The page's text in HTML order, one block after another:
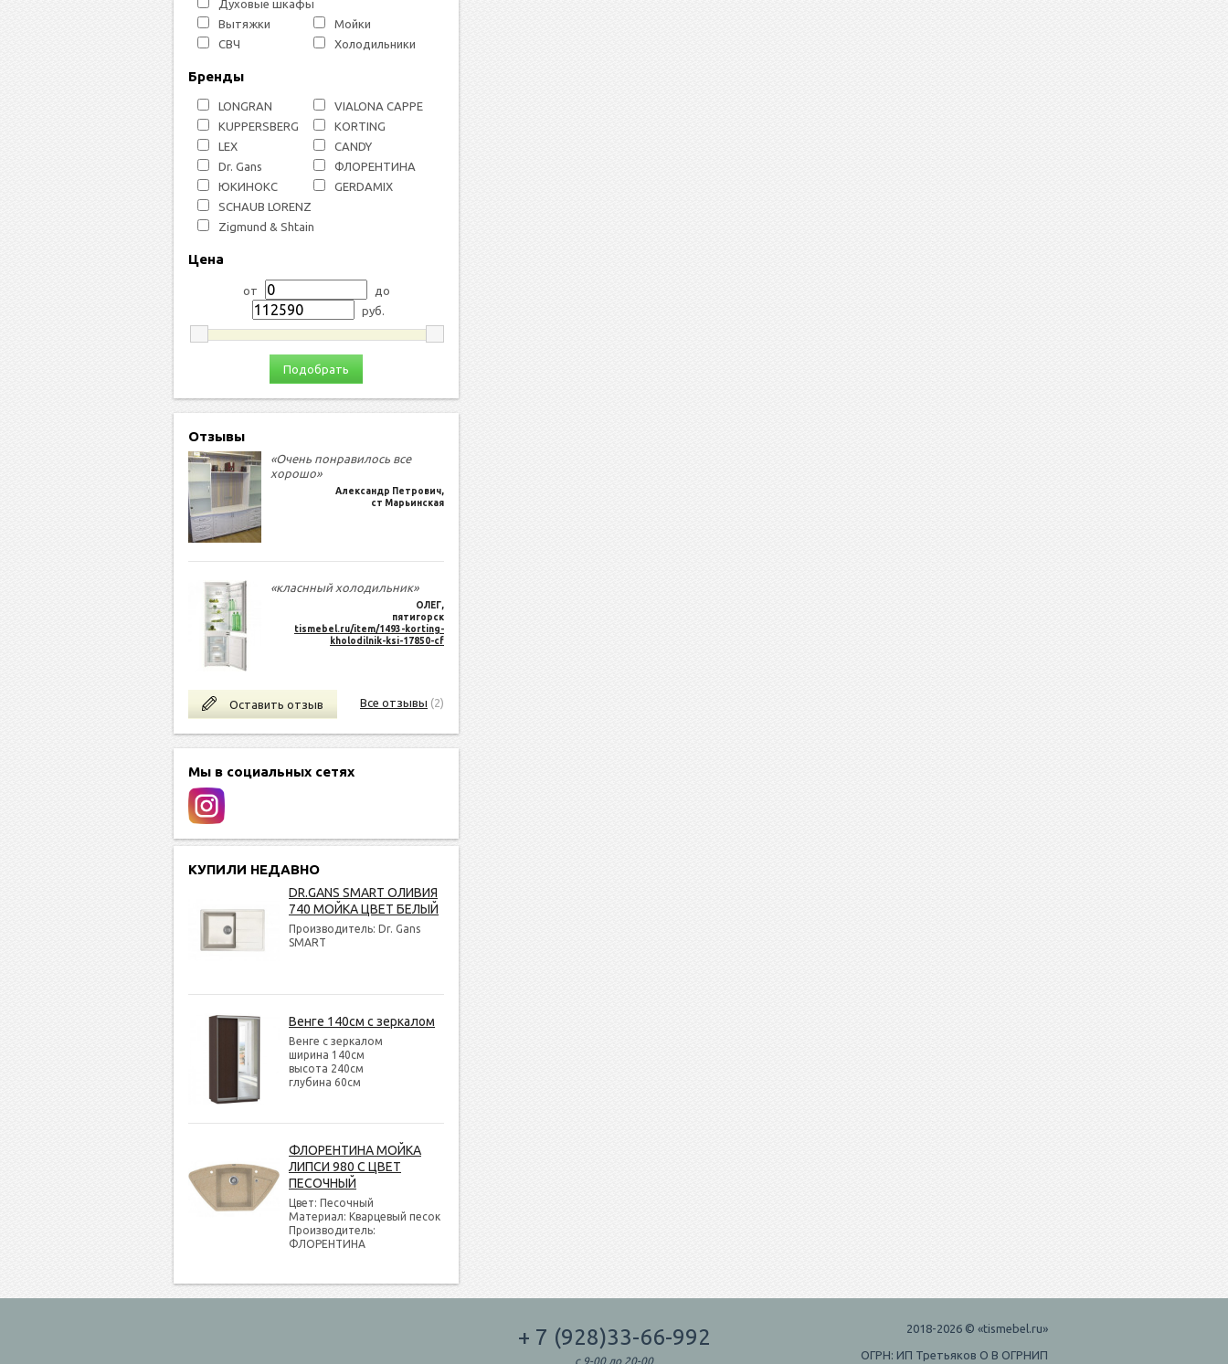
Духовые шкафы
Вытяжки
Мойки
СВЧ
Холодильники
Бренды
LONGRAN
VIALONA CAPPE
KUPPERSBERG
KORTING
LEX
СANDY
Dr. Gans
ФЛОРЕНТИНА
ЮКИНОКС
GERDAMIX
SCHAUB LORENZ
Zigmund & Shtain
Цена
от
до
руб.
Подобрать
Отзывы
«Очень понравилось все
хорошо»
Александр Петрович,
ст Марьинская
«класнный холодильник»
ОЛЕГ,
пятигорск
tismebel.ru/item/1493-korting-
kholodilnik-ksi-17850-cf
Оставить отзыв Все отзывы (2)
Мы в социальных сетях
КУПИЛИ НЕДАВНО
DR.GANS SMART ОЛИВИЯ
740 МОЙКА ЦВЕТ БЕЛЫЙ
Производитель: Dr. Gans
SMART
Венге 140см с зеркалом
Венге с зеркалом
ширина 140см
высота 240см
глубина 60см
ФЛОРЕНТИНА МОЙКА
ЛИПСИ 980 С ЦВЕТ
ПЕСОЧНЫЙ
Цвет: Песочный
Материал: Кварцевый песок
Производитель:
ФЛОРЕНТИНА
2018-2026 © «tismebel.ru»
ОГРН: ИП Третьяков О В ОГРНИП
+ 7 (928)33-66-992
с 9-00 до 20-00